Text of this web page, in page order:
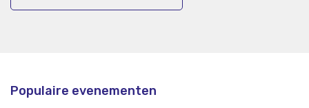
Populaire evenementen